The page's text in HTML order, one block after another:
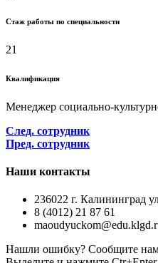
Cтаж работы по специальности
21
Квалификация
Менеджер социально-
След. сотрудник
Пред. сотрудник
Наши контакты
236022 г. Калининград
8 (4012) 21 87 61
Нашли ошибку? Сообщите